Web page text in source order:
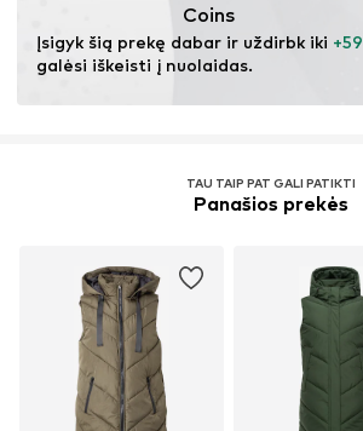
Coins
Įsigyk šią prekę dabar ir uždirbk iki +59
galėsi iškeisti į nuolaidas.
TAU TAIP PAT GALI PATIKTI
Panašios prekės